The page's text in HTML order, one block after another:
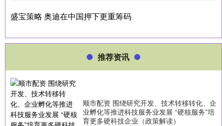
盛宝策略 奥迪在中国押下更重筹码
推荐资讯
顺市配资 围绕研究开发、技术转移转化、企
业孵化等推进科技服务业发展 “硬核服务”培
育更多硬科技企业（政策解读）